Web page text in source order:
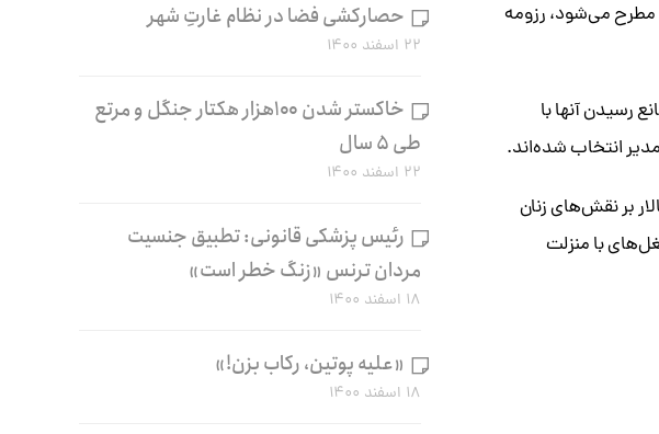
مطرح می‌شود، رزومه
رسیدن آنها با
مدیر انتخاب شده‌اند.
بر نقش‌های زنان
با منزلت
حصارکشی فضا در نظام غارتِ شهر
۲۲ اسفند ۱۴۰۰
خاکستر شدن ۱۰۰هزار هکتار جنگل و مرتع
طی ۵ سال
۲۲ اسفند ۱۴۰۰
رئیس پزشکی قانونی: تطبیق جنسیت
مردان ترنس «زنگ خطر است»
۱۸ اسفند ۱۴۰۰
«علیه پوتین، رکاب بزن!»
۱۸ اسفند ۱۴۰۰